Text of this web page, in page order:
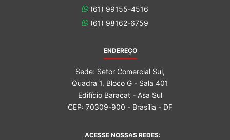
(61) 99155-4516
(61) 98162-6759
ENDEREÇO
Sede: Setor Comercial Sul,
Quadra 1, Bloco G - Sala 401
Edifício Baracat - Asa Sul
CEP: 70309-900 - Brasília - DF
ACESSE NOSSAS REDES: